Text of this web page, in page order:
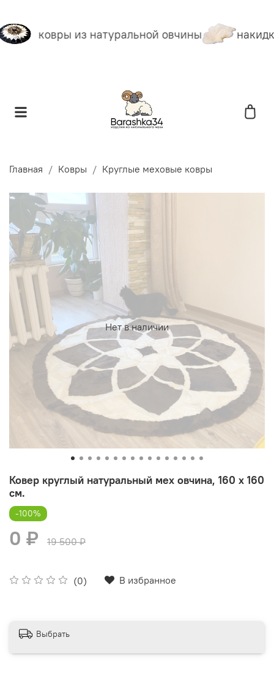
ковры из натуральной овчины
Главная Ковры Круглые меховые ковры
Нет в наличии
Ковер круглый натуральный мех овчина, 160 х 160
см.
(0) В избранное
-100%
0 ₽ 19 500 ₽
Выбрать